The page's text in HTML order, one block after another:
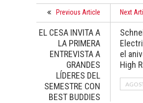
Previous Article
EL CESA INVITA A
LA PRIMERA
ENTREVISTA A
GRANDES
LÍDERES DEL
SEMESTRE CON
BEST BUDDIES
Next
el
High